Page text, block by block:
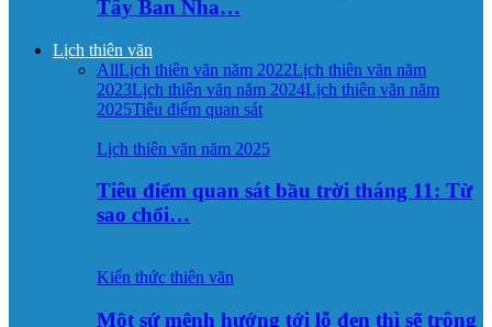
Tây Ban Nha…
Lịch thiên văn
AllLịch thiên văn năm 2022Lịch thiên văn năm
2023Lịch thiên văn năm 2024Lịch thiên văn năm
2025Tiêu điểm quan sát
Lịch thiên văn năm 2025
Tiêu điểm quan sát bầu trời tháng 11: Từ
sao chổi…
Kiến thức thiên văn
Một sứ mệnh hướng tới lỗ đen thì sẽ trông